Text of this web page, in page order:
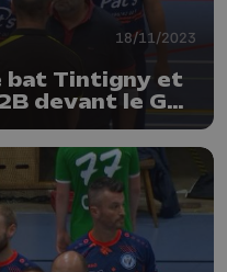
18/11/2023
bat Tintigny et
devant le GSI